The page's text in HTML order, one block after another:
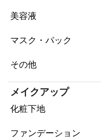
美容液
マスク・パック
その他
メイクアップ
化粧下地
ファンデーション